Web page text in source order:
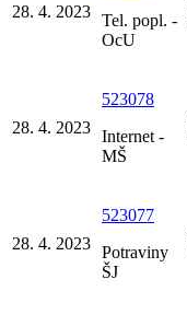
28. 4. 2023 Tel. popl. -
OcU
28. 4. 2023
523078
Internet -
MŠ
28. 4. 2023
523077
Potraviny
ŠJ